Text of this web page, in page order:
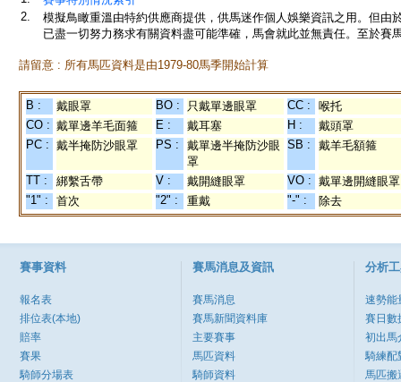
2.
模擬鳥瞰重溫由特約供應商提供，供馬迷作個人娛樂資訊之用。但
已盡一切努力務求有關資料盡可能準確，馬會就此並無責任。至於賽
請留意 : 所有馬匹資料是由1979-80馬季開始計算
B : 戴眼罩 BO : 只戴單邊眼罩 CC :
喉托
CO : 戴單邊羊毛面箍 E : 戴耳塞 H :
戴頭罩
PC : 戴半掩防沙眼罩 PS :
戴單邊半掩防沙眼
罩
SB : 戴羊毛額箍
TT : 綁繫舌帶 V : 戴開縫眼罩 VO : 戴單邊開縫眼罩
"1" :
首次 "2" : 重戴 "-" : 除去
賽事資料
報名表
排位表(本地)
賠率
賽果
騎師分場表
賽馬消息及資訊
賽馬消息
賽馬新聞資料庫
主要賽事
馬匹資料
騎師資料
分析
速勢能
賽日數
初出馬
騎練配
馬匹搬